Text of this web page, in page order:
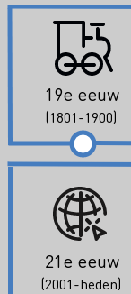
19e eeuw
(1801-1900)
21e eeuw
(2001-heden)